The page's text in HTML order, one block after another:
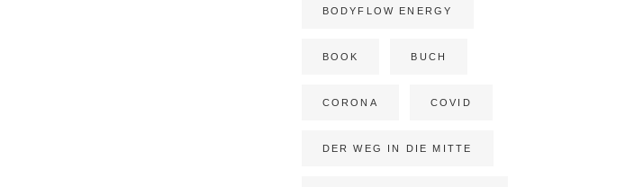
BODYFLOW ENERGY
BOOK BUCH
CORONA COVID
DER WEG IN DIE MITTE